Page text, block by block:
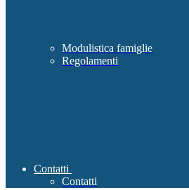
Modulistica famiglie
Regolamenti
Contatti
Contatti